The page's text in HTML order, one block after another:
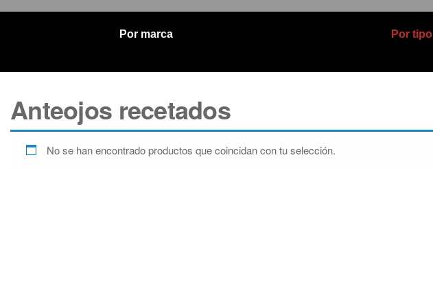
Por marca Por tipo
Anteojos recetados
No se han encontrado productos que coincidan con tu selección.